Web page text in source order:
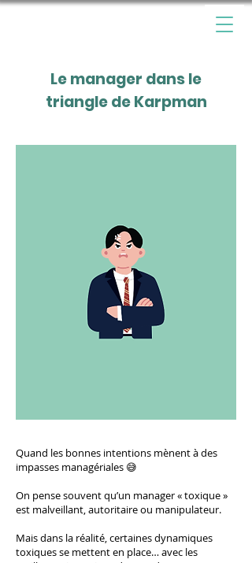
Le manager dans le
triangle de Karpman
Quand les bonnes intentions mènent à des
impasses managériales 😅
On pense souvent qu’un manager « toxique »
est malveillant, autoritaire ou manipulateur.
Mais dans la réalité, certaines dynamiques
toxiques se mettent en place… avec les